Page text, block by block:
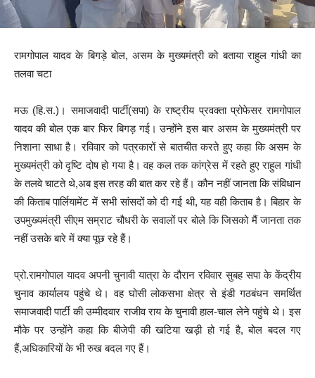
रामगोपाल यादव के बिगड़े बोल, असम के मुख्यमंत्री को बताया राहुल गांधी का
तलवा चटा
मऊ (हि.स.)। समाजवादी पार्टी(सपा) के राष्ट्रीय प्रवक्ता प्रोफेसर रामगोपाल
यादव की बोल एक बार फिर बिगड़ गई। उन्होंने इस बार असम के मुख्यमंत्री पर
निशाना साधा है। रविवार को पत्रकारों से बातचीत करते हुए कहा कि असम के
मुख्यमंत्री को दृष्टि दोष हो गया है। वह कल तक कांग्रेस में रहते हुए राहुल गांधी
के तलवे चाटते थे,अब इस तरह की बात कर रहे हैं। कौन नहीं जानता कि संविधान
की किताब पार्लियामेंट में सभी सांसदों को दी गई थी, यह वही किताब है। बिहार के
उपमुख्यमंत्री सीएम सम्राट चौधरी के सवालों पर बोले कि जिसको मैं जानता तक
नहीं उसके बारे में क्या पूछ रहे हैं।
प्रो.रामगोपाल यादव अपनी चुनावी यात्रा के दौरान रविवार सुबह सपा के केंद्रीय
चुनाव कार्यालय पहुंचे थे। वह घोसी लोकसभा क्षेत्र से इंडी गठबंधन समर्थित
समाजवादी पार्टी की उम्मीदवार राजीव राय के चुनावी हाल-चाल लेने पहुंचे थे। इस
मौके पर उन्होंने कहा कि बीजेपी की खटिया खड़ी हो गई है, बोल बदल गए
हैं,अधिकारियों के भी रुख बदल गए हैं।